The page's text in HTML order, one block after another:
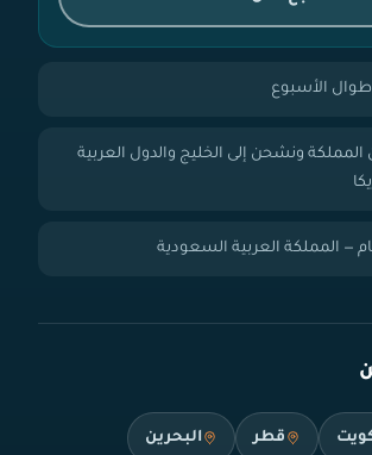
الأسبوع
ونشحن إلى الخليج والدول العربية
— المملكة العربية السعودية
قطر البحرين